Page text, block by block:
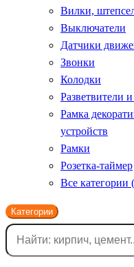
Вилки,
Выключатели
Датчики
Звонки
Колодки
Разветвители
Рамка
устройств
Рамки
Розетка-таймер
Все категории
Категории